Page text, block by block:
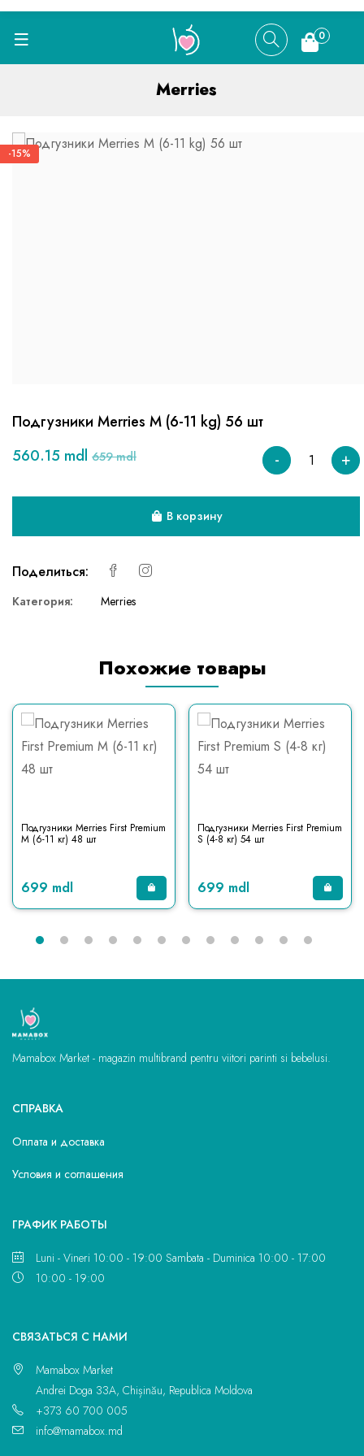
0
Merries
-15%
Подгузники Merries M (6-11 kg) 56 шт
560.15 mdl 659 mdl - +
В корзину
Поделиться:
Категория: Merries
Похожие товары
Подгузники Merries First Premium
M (6-11 кг) 48 шт
699 mdl
Подгузники Merries First Premium
S (4-8 кг) 54 шт
699 mdl
Mamabox Market - magazin multibrand pentru viitori parinti si bebelusi.
СПРАВКА
Оплата и доставка
Условия и соглашения
ГРАФИК РАБОТЫ
Luni - Vineri 10:00 - 19:00 Sambata - Duminica 10:00 - 17:00
10:00 - 19:00
CВЯЗАТЬСЯ С НАМИ
Mamabox Market
Andrei Doga 33A, Chișinău, Republica Moldova
+373 60 700 005
info@mamabox.md